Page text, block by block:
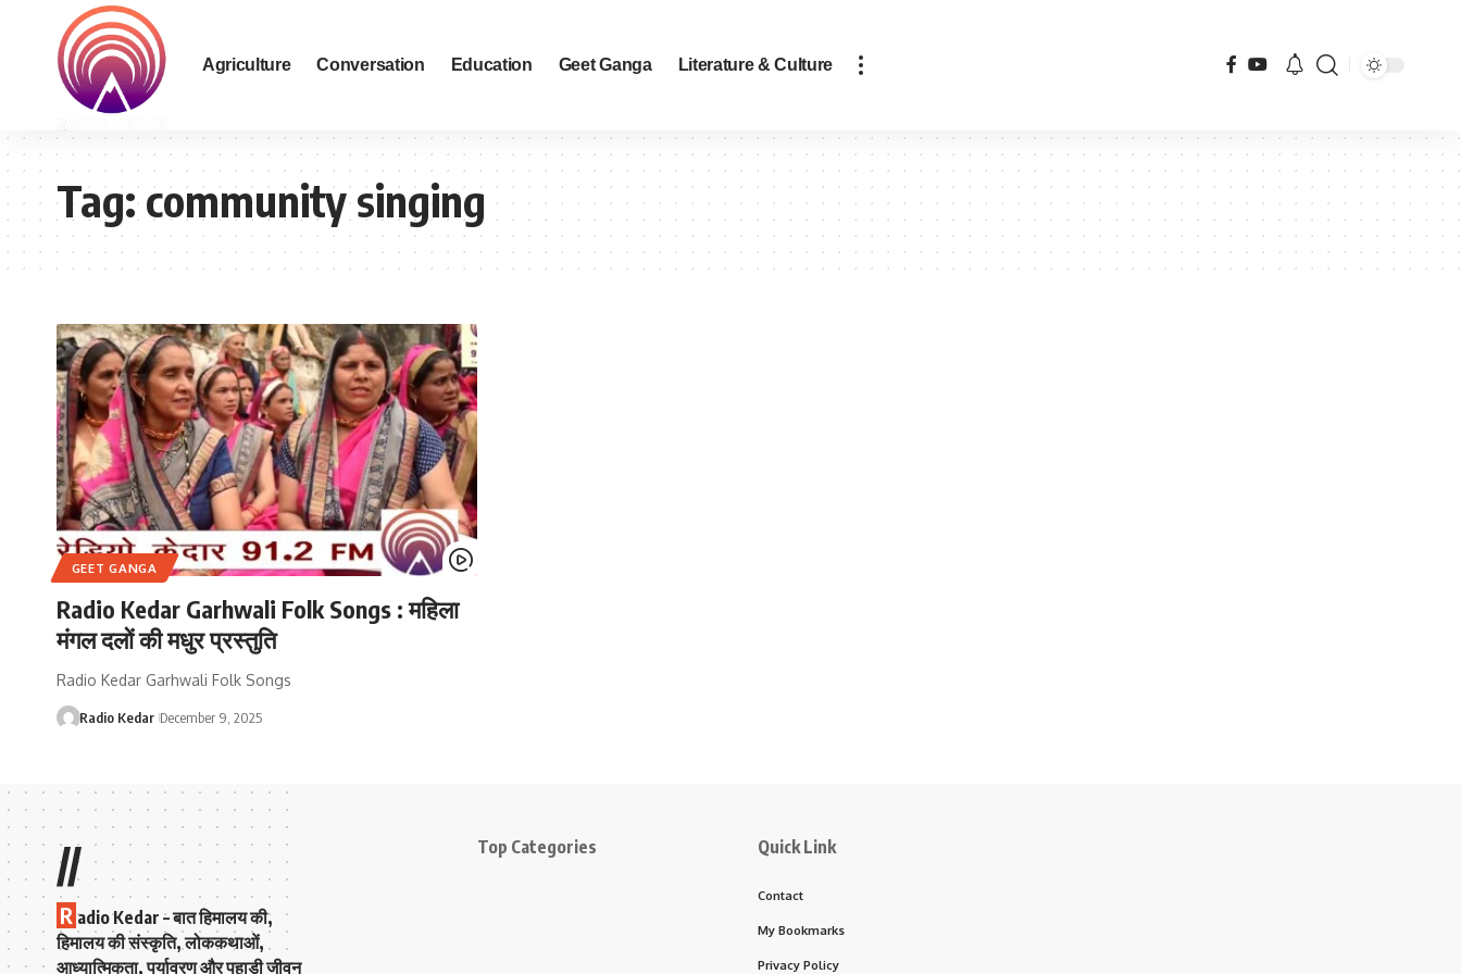
Agriculture Conversation Education Geet Ganga Literature & Culture
Tag:community singing
GEET GANGA
Radio Kedar Garhwali Folk Songs : महिला
मंगल दलों की मधुर प्रस्तुति
Radio Kedar Garhwali Folk Songs
Radio Kedar December 9, 2025
//
R adio Kedar – बात हिमालय की,
हिमालय की संस्कृति, लोककथाओं,
आध्यात्मिकता, पर्यावरण और पहाड़ी जीवन
Top Categories Quick Link
Contact
My Bookmarks
Privacy Policy